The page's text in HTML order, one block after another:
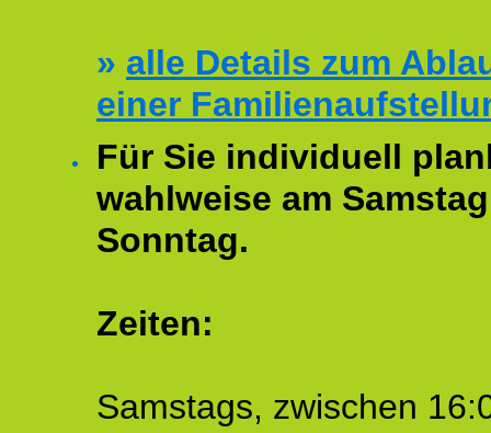
» alle Details zum
einer
Für Sie individuell
wahlweise am
Sonntag.
Zeiten:
Samstags, zwischen